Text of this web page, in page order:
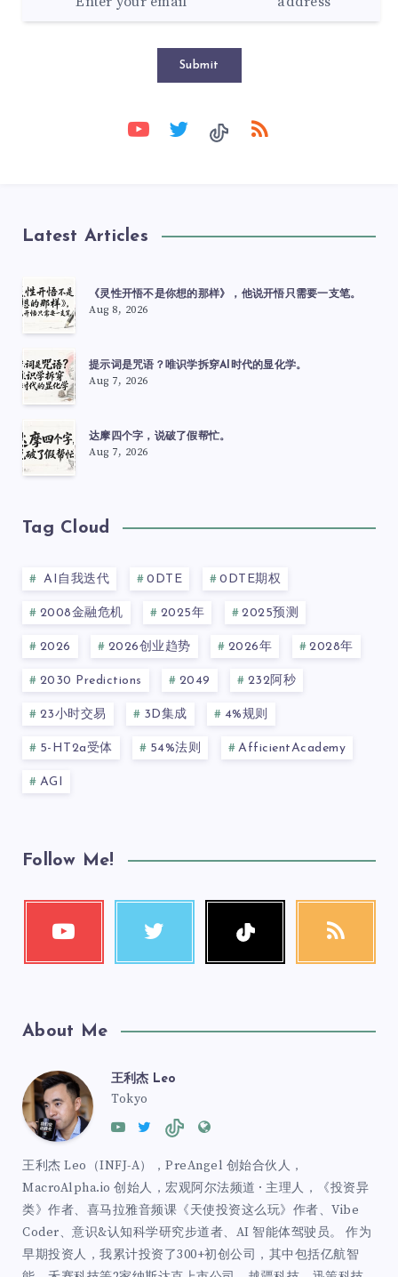
Submit
Latest Articles
《灵性开悟不是你想的那样》，他说开悟只需要一支笔。
Aug 8, 2026
提示词是咒语？唯识学拆穿AI时代的显化学。
Aug 7, 2026
达摩四个字，说破了假帮忙。
Aug 7, 2026
Tag Cloud
AI自我迭代 0DTE 0DTE期权
2008金融危机 2025年 2025预测
2026 2026创业趋势 2026年 2028年
2030 Predictions 2049 232阿秒
23小时交易 3D集成 4%规则
5-HT2a受体 54%法则 AfficientAcademy
AGI
Follow Me!
About Me
王利杰 Leo
Tokyo
王利杰 Leo（INFJ-A），PreAngel 创始合伙人，
MacroAlpha.io 创始人，宏观阿尔法频道 · 主理人，《投资异
类》作者、喜马拉雅音频课《天使投资这么玩》作者、Vibe
Coder、意识&认知科学研究步道者、AI 智能体驾驶员。 作为
早期投资人，我累计投资了300+初创公司，其中包括亿航智